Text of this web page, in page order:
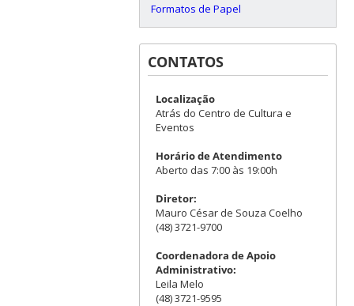
Formatos de Papel
CONTATOS
Localização
Atrás do Centro de Cultura e
Eventos
Horário de Atendimento
Aberto das 7:00 às 19:00h
Diretor:
Mauro César de Souza Coelho
(48) 3721-9700
Coordenadora de Apoio
Administrativo:
Leila Melo
(48) 3721-9595